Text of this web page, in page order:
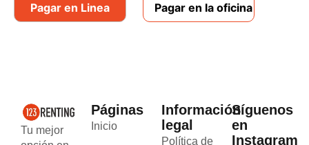
Pagar en Linea Pagar en la oficina
Tu mejor
Páginas
Inicio
Información
legal
Política de
Síguenos
en
Instagram